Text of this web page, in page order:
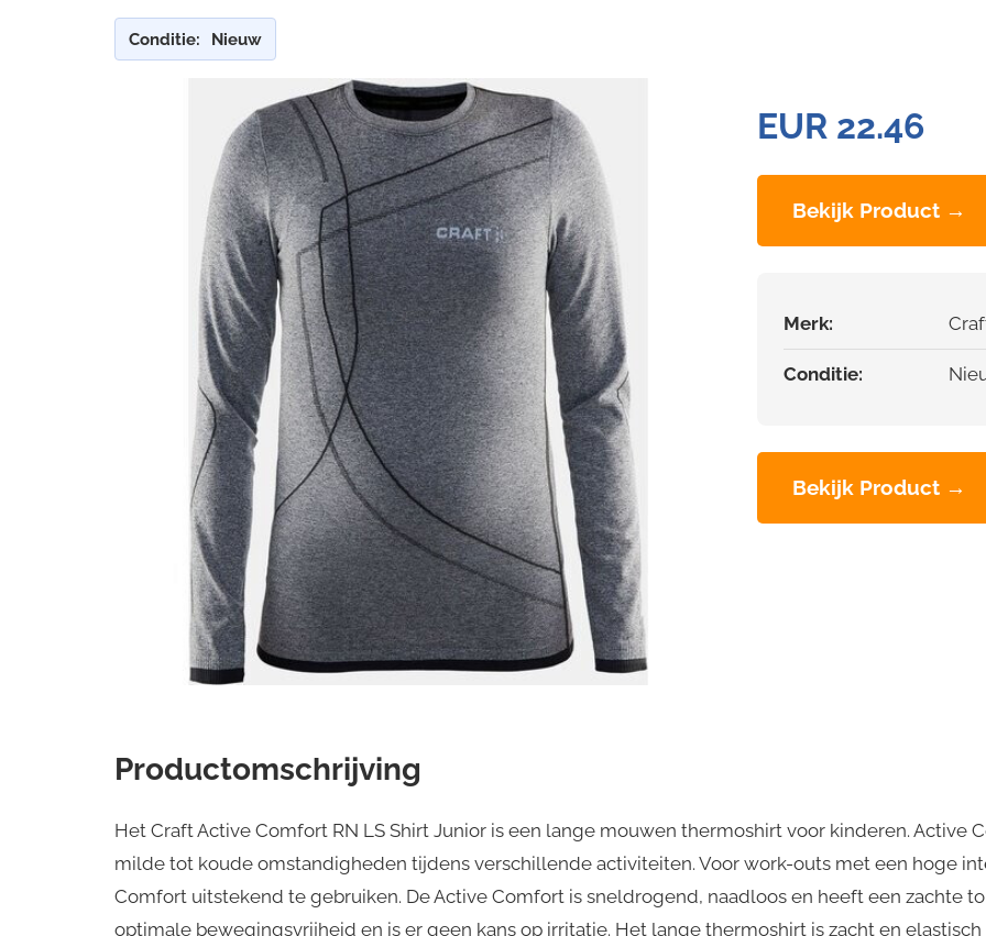
Conditie: Nieuw
EUR 22.46
Bekijk Product →
Merk:
Conditie:
Bekijk Product →
Productomschrijving
Het Craft Active Comfort RN LS Shirt Junior is een lange mouwen thermoshirt voor kinderen.
milde tot koude omstandigheden tijdens verschillende activiteiten. Voor work-outs met een hoge
Comfort uitstekend te gebruiken. De Active Comfort is sneldrogend, naadloos en heeft een zachte
optimale bewegingsvrijheid en is er geen kans op irritatie. Het lange thermoshirt is zacht en